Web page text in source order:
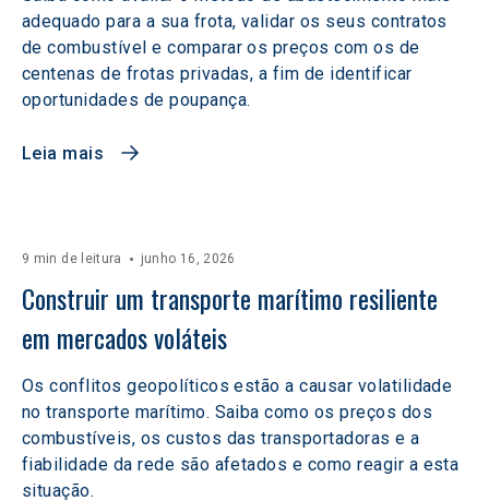
adequado para a sua frota, validar os seus contratos
de combustível e comparar os preços com os de
centenas de frotas privadas, a fim de identificar
oportunidades de poupança.
Leia mais
9 min de leitura junho 16, 2026
Construir um transporte marítimo resiliente
em mercados voláteis
Os conflitos geopolíticos estão a causar volatilidade
no transporte marítimo. Saiba como os preços dos
combustíveis, os custos das transportadoras e a
fiabilidade da rede são afetados e como reagir a esta
situação.